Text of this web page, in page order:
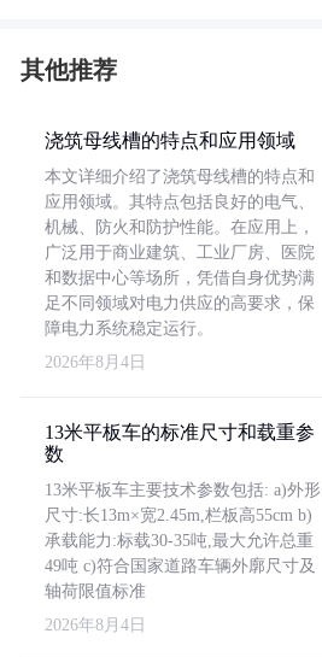
其他推荐
浇筑母线槽的特点和应用领域
本文详细介绍了浇筑母线槽的特点和
应用领域。其特点包括良好的电气、
机械、防火和防护性能。在应用上，
广泛用于商业建筑、工业厂房、医院
和数据中心等场所，凭借自身优势满
足不同领域对电力供应的高要求，保
障电力系统稳定运行。
2026年8月4日
13米平板车的标准尺寸和载重参
数
13米平板车主要技术参数包括: a)外形
尺寸:长13m×宽2.45m,栏板高55cm b)
承载能力:标载30-35吨,最大允许总重
49吨 c)符合国家道路车辆外廓尺寸及
轴荷限值标准
2026年8月4日